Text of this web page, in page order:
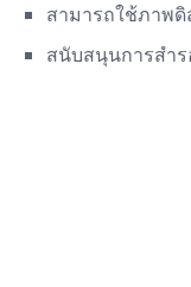
สามารถใช้ภาพดิ
สนับสนุนการสำ